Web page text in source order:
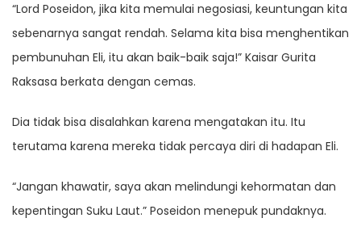
“Lord Poseidon, jika kita memulai negosiasi, keuntungan kita
sebenarnya sangat rendah. Selama kita bisa menghentikan
pembunuhan Eli, itu akan baik-baik saja!” Kaisar Gurita
Raksasa berkata dengan cemas.
Dia tidak bisa disalahkan karena mengatakan itu. Itu
terutama karena mereka tidak percaya diri di hadapan Eli.
“Jangan khawatir, saya akan melindungi kehormatan dan
kepentingan Suku Laut.” Poseidon menepuk pundaknya.